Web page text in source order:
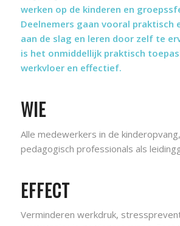
werken op de kinderen en
Deelnemers gaan vooral praktisch
aan de slag en leren door zelf te
is het onmiddellijk praktisch
werkvloer en effectief.
WIE
Alle medewerkers in de
pedagogisch professionals als
EFFECT
Verminderen werkdruk,